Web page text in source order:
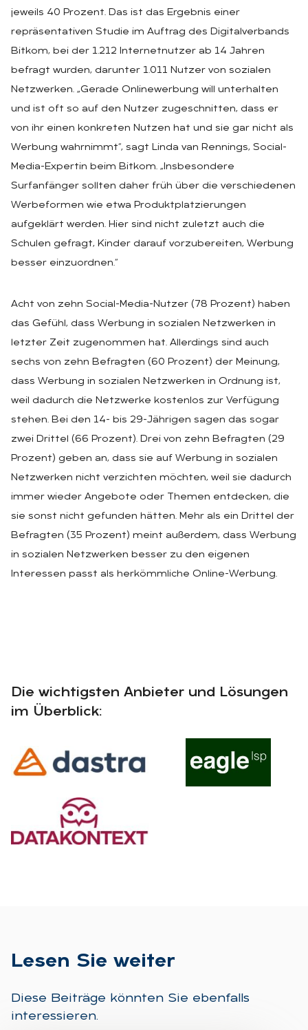
Die wichtigsten Anbieter und Lösungen
im Überblick:
jeweils 40 Prozent. Das ist das Ergebnis einer
repräsentativen Studie im Auftrag des Digitalverbands
Bitkom, bei der 1.212 Internetnutzer ab 14 Jahren
befragt wurden, darunter 1.011 Nutzer von sozialen
Netzwerken. „Gerade Onlinewerbung will unterhalten
und ist oft so auf den Nutzer zugeschnitten, dass er
von ihr einen konkreten Nutzen hat und sie gar nicht als
Werbung wahrnimmt“, sagt Linda van Rennings, Social-
Media-Expertin beim Bitkom. „Insbesondere
Surfanfänger sollten daher früh über die verschiedenen
Werbeformen wie etwa Produktplatzierungen
aufgeklärt werden. Hier sind nicht zuletzt auch die
Schulen gefragt, Kinder darauf vorzubereiten, Werbung
besser einzuordnen.“
Acht von zehn Social-Media-Nutzer (78 Prozent) haben
das Gefühl, dass Werbung in sozialen Netzwerken in
letzter Zeit zugenommen hat. Allerdings sind auch
sechs von zehn Befragten (60 Prozent) der Meinung,
dass Werbung in sozialen Netzwerken in Ordnung ist,
weil dadurch die Netzwerke kostenlos zur Verfügung
stehen. Bei den 14- bis 29-Jährigen sagen das sogar
zwei Drittel (66 Prozent). Drei von zehn Befragten (29
Prozent) geben an, dass sie auf Werbung in sozialen
Netzwerken nicht verzichten möchten, weil sie dadurch
immer wieder Angebote oder Themen entdecken, die
sie sonst nicht gefunden hätten. Mehr als ein Drittel der
Befragten (35 Prozent) meint außerdem, dass Werbung
in sozialen Netzwerken besser zu den eigenen
Interessen passt als herkömmliche Online-Werbung.
Le­sen Sie wei­ter
Diese Beiträge könnten Sie ebenfalls
interessieren.